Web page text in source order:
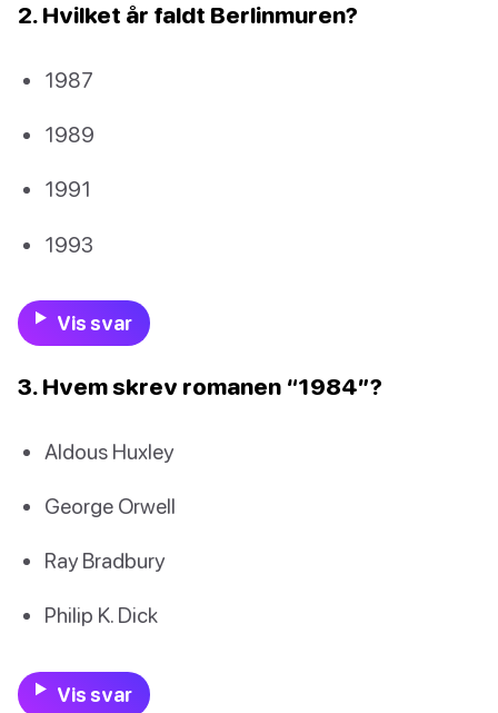
2. Hvilket år faldt Berlinmuren?
1987
1989
1991
1993
Vis svar
3. Hvem skrev romanen “1984”?
Aldous Huxley
George Orwell
Ray Bradbury
Philip K. Dick
Vis svar